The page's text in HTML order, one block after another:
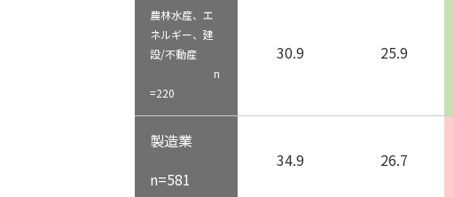
農林水産、エ
ネルギー、建
設/不動産
n
=220
30.9 25.9
製造業
n=581
34.9 26.7